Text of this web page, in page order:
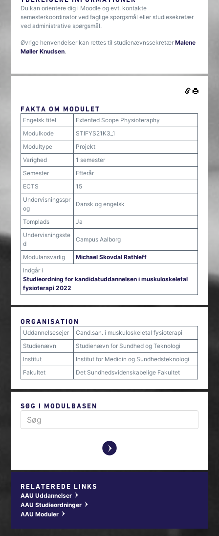
Du kan orientere dig i Moodle og evt. kontakte
semesterkoordinator ved faglige spørgsmål eller studiesekretær
ved administrative spørgsmål.
Øvrige henvendelser kan rettes til studienævnssekretærMalene
Møller Knudsen.
FAKTA OM MODULET
Engelsk titel
Extented Scope Physioteraphy
Modulkode
STIFYS21K3_1
Modultype
Projekt
Varighed
1 semester
Semester
Efterår
ECTS
15
Undervisningsspr
og
Dansk og engelsk
Tomplads
Ja
Undervisningsste
d
Campus Aalborg
Modulansvarlig
Michael Skovdal Rathleff
Indgår i
Studieordning for kandidatuddannelsen i muskuloskeletal
fysioterapi 2022
ORGANISATION
Uddannelsesejer
Cand.san. i muskuloskeletal fysioterapi
Studienævn
Studienævn for Sundhed og Teknologi
Institut
Institut for Medicin og Sundhedsteknologi
Fakultet
Det Sundhedsvidenskabelige Fakultet
SØG I MODULBASEN
y
RELATEREDE LINKS
AAU Uddannelser w
AAU Studieordninger w
AAU Moduler w